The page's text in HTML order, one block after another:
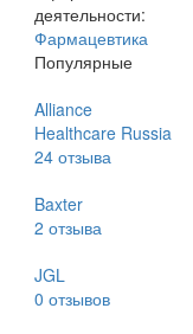
деятельности:
Фармацевтика
Популярные
Alliance
Healthcare Russia
24отзыва
Baxter
2 отзыва
JGL
0 отзывов